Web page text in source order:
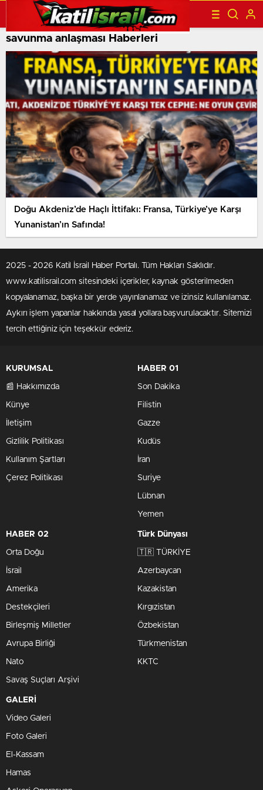
savunma anlaşması Haberleri
Doğu Akdeniz’de Haçlı İttifakı: Fransa, Türkiye’ye Karşı
Yunanistan’ın Safında!
2025 - 2026 Katil İsrail Haber Portalı. Tüm Hakları Saklıdır.
www.katilisrail.com sitesindeki içerikler, kaynak gösterilmeden
kopyalanamaz, başka bir yerde yayınlanamaz ve izinsiz kullanılamaz.
Aykırı işlem yapanlar hakkında yasal yollara başvurulacaktır. Sitemizi
tercih ettiğiniz için teşekkür ederiz.
KURUMSAL
📰 Hakkımızda
Künye
İletişim
Gizlilik Politikası
Kullanım Şartları
Çerez Politikası
HABER 01
Son Dakika
Filistin
Gazze
Kudüs
İran
Suriye
Lübnan
Yemen
HABER 02
Orta Doğu
İsrail
Amerika
Destekçileri
Birleşmiş Milletler
Avrupa Birliği
Nato
Savaş Suçları Arşivi
Türk Dünyası
🇹🇷 TÜRKİYE
Azerbaycan
Kazakistan
Kırgızistan
Özbekistan
Türkmenistan
KKTC
GALERİ
Video Galeri
Foto Galeri
El-Kassam
Hamas